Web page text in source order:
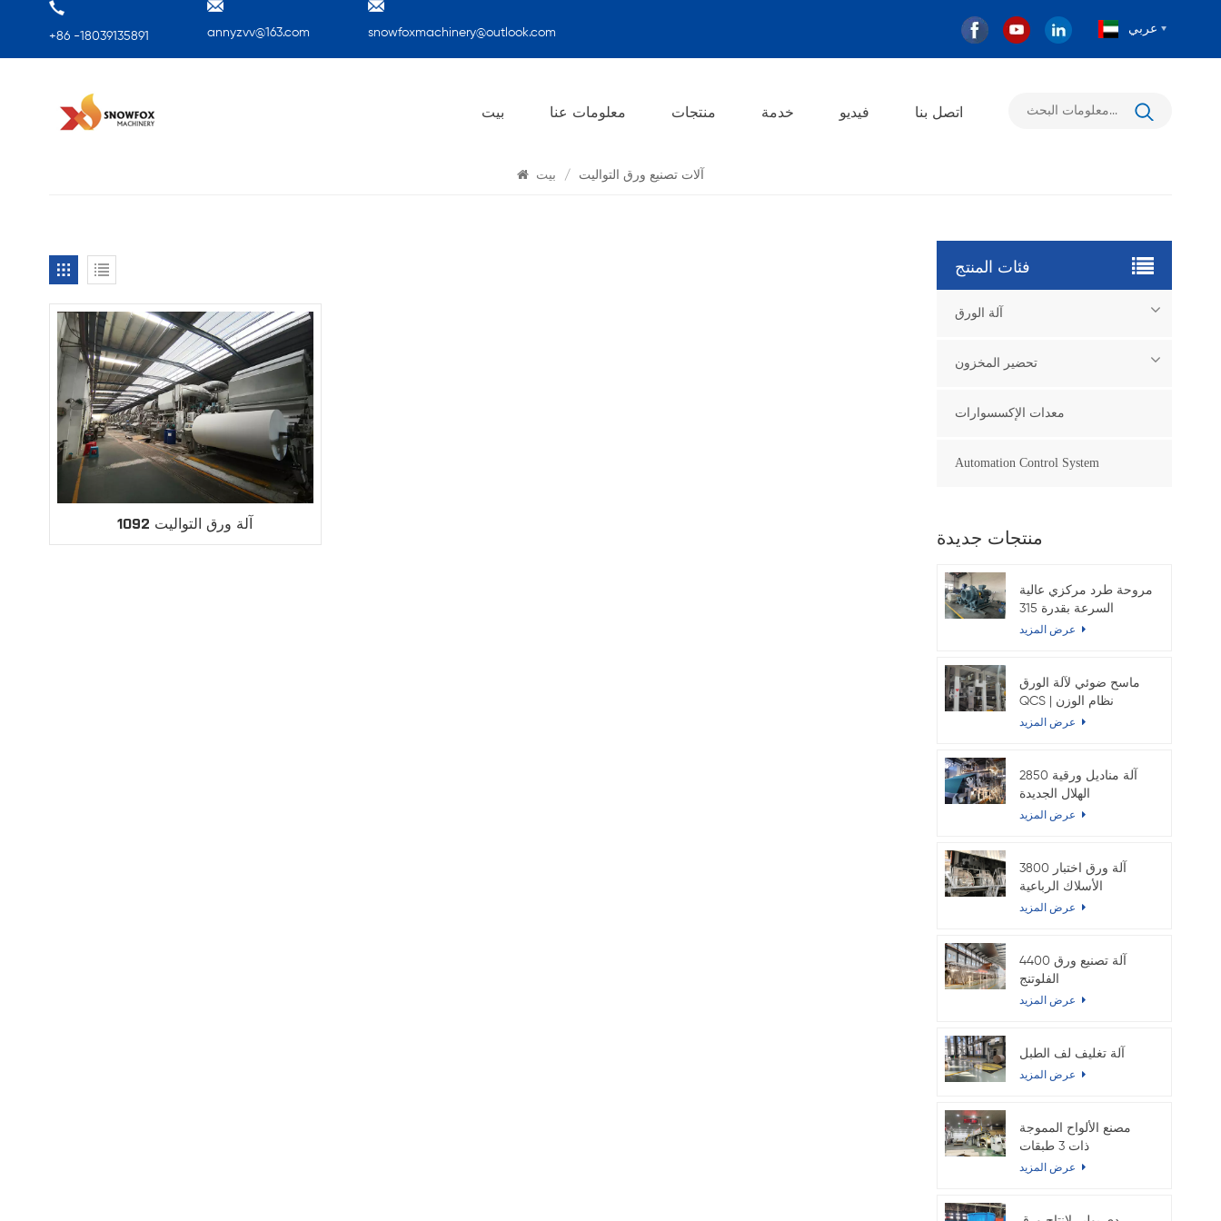
+86 -18039135891 annyzvv@163.com snowfoxmachinery@outlook.com عربي
بيت معلومات عنا منتجات خدمة فيديو اتصل بنا يبحث
/ آلات تصنيع ورق التواليت
آلة ورق التواليت 1092
فئات المنتج
آلة الورق
تحضير المخزون
معدات الإكسسوارات
Automation Control System
منتجات جديدة
مروحة طرد مركزي عالية
السرعة بقدرة 315
كيلوواط لماكينة ورق
ماسح ضوئي لآلة الورق
QCS | نظام الوزن
والرطوبة الأساسي عبر
2850 آلة مناديل ورقية
الهلال الجديدة
3800 آلة ورق اختبار
الأسلاك الرباعية
المزدوجة
4400 آلة تصنيع ورق
الفلوتنج
آلة تغليف لف الطبل
مصنع الألواح المموجة
ذات 3 طبقات